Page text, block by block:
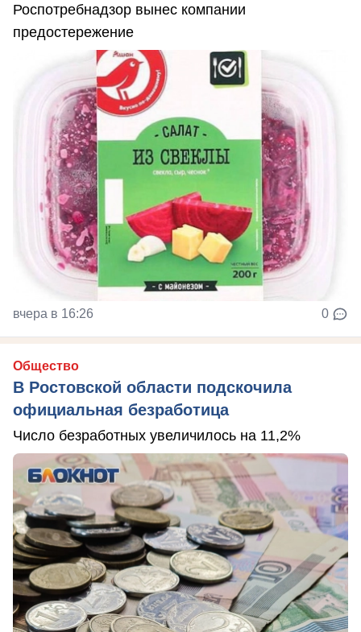
Роспотребнадзор вынес компании
предостережение
вчера в 16:26 0
Общество
В Ростовской области подскочила
официальная безработица
Число безработных увеличилось на 11,2%